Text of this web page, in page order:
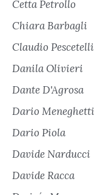
Cetta Petrollo
Chiara Barbagli
Claudio Pescetelli
Danila Olivieri
Dante D'Agrosa
Dario Meneghetti
Dario Piola
Davide Narducci
Davide Racca